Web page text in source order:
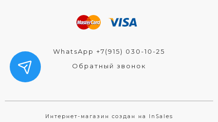
WhatsApp +7(915) 030-10-25
Обратный звонок
Интернет-магазин создан на InSales